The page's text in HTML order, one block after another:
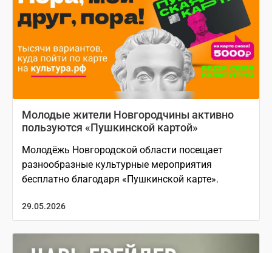
Молодые жители Новгородчины активно
пользуются «Пушкинской картой»
Молодёжь Новгородской области посещает
разнообразные культурные мероприятия
бесплатно благодаря «Пушкинской карте».
29.05.2026